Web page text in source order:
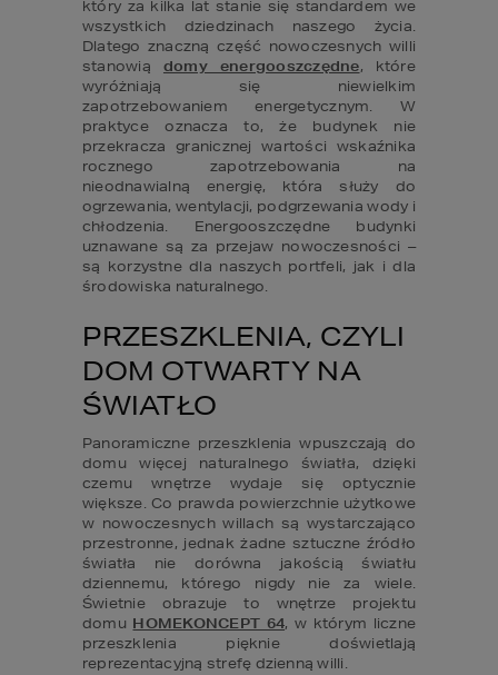
który za kilka lat stanie się standardem we
wszystkich dziedzinach naszego życia.
Dlatego znaczną część nowoczesnych willi
stanowią domy energooszczędne, które
wyróżniają się niewielkim
zapotrzebowaniem energetycznym. W
praktyce oznacza to, że budynek nie
przekracza granicznej wartości wskaźnika
rocznego zapotrzebowania na
nieodnawialną energię, która służy do
ogrzewania, wentylacji, podgrzewania wody i
chłodzenia. Energooszczędne budynki
uznawane są za przejaw nowoczesności –
są korzystne dla naszych portfeli, jak i dla
środowiska naturalnego.
PRZESZKLENIA, CZYLI
DOM OTWARTY NA
ŚWIATŁO
Panoramiczne przeszklenia wpuszczają do
domu więcej naturalnego światła, dzięki
czemu wnętrze wydaje się optycznie
większe. Co prawda powierzchnie użytkowe
w nowoczesnych willach są wystarczająco
przestronne, jednak żadne sztuczne źródło
światła nie dorówna jakością światłu
dziennemu, którego nigdy nie za wiele.
Świetnie obrazuje to wnętrze projektu
domu HOMEKONCEPT 64, w którym liczne
przeszklenia pięknie doświetlają
reprezentacyjną strefę dzienną willi.